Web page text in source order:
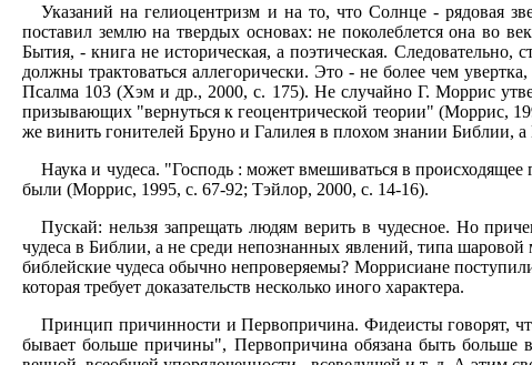
Указаний на гелиоцентризм и на то, что Солнце - рядовая
поставил землю на твердых основах: не поколеблется она во
Бытия, - книга не историческая, а поэтическая.
должны трактоваться аллегорически. Это - не более чем
Псалма 103 (Хэм и др., 2000, с. 175). Не случайно Г. Моррис
призывающих "вернуться к геоцентрической теории" (Моррис,
же винить гонителей Бруно и Галилея в плохом знании Библии,
Наука и чудеса. "Господь : может вмешиваться в
были (Моррис, 1995, с. 67-92; Тэйлор, 2000, с. 14-16).
Пускай: нельзя запрещать людям верить в чудесное. Но
чудеса в Библии, а не среди непознанных явлений, типа
библейские чудеса обычно непроверяемы? Моррисиане
которая требует доказательств несколько иного характера.
Принцип причинности и Первопричина. Фидеисты говорят,
бывает больше причины", Первопричина обязана быть больше